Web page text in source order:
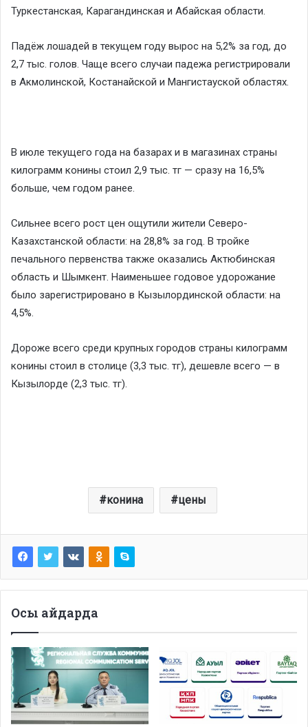
Туркестанская, Карагандинская и Абайская области.
Падёж лошадей в текущем году вырос на 5,2% за год, до
2,7 тыс. голов. Чаще всего случаи падежа регистрировали
в Акмолинской, Костанайской и Мангистауской областях.
В июле текущего года на базарах и в магазинах страны
килограмм конины стоил 2,9 тыс. тг — сразу на 16,5%
больше, чем годом ранее.
Сильнее всего рост цен ощутили жители Северо-
Казахстанской области: на 28,8% за год. В тройке
печального первенства также оказались Актюбинская
область и Шымкент. Наименьшее годовое удорожание
было зарегистрировано в Кызылординской области: на
4,5%.
Дороже всего среди крупных городов страны килограмм
конины стоил в столице (3,3 тыс. тг), дешевле всего — в
Кызылорде (2,3 тыс. тг).
конина цены
Осы айдарда